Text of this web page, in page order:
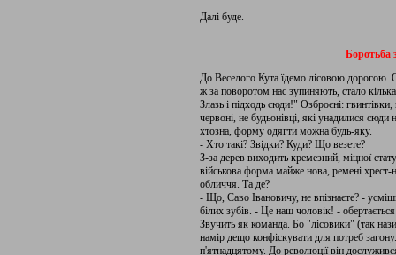
Далі буде.
Боротьба
До Веселого Кута їдемо лісовою дорогою.
ж за поворотом нас зупиняють, стало
Злазь і підходь сюди!" Озброєні:
червоні, не будьонівці, які унадилися
хтозна, форму одягти можна будь-яку.
- Хто такі? Звідки? Куди? Що везете?
З-за дерев виходить кремезний, міцної
військова форма майже нова, ремені
обличчя. Та де?
- Що, Саво Івановичу, не впізнаєте? -
білих зубів. - Це наш чоловік! -
Звучить як команда. Бо "лісовики" (так
намір дещо конфіскувати для потреб
п'ятнадцятому. До революції він